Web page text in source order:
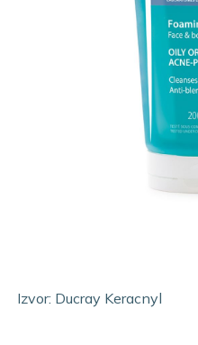
Izvor: Ducray Keracnyl